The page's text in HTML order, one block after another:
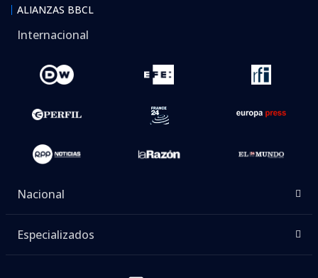
ALIANZAS BBCL
Internacional
Nacional
Especializados